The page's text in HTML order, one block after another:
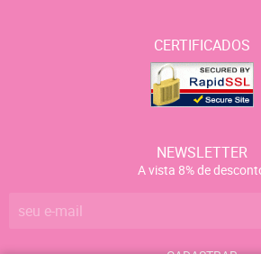
CERTIFICADOS
NEWSLETTER
A vista 8% de
CADASTRAR